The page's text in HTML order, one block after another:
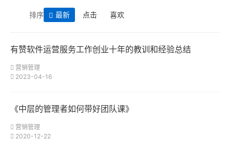
排序 最新 点击 喜欢
有赞软件运营服务工作创业十年的教训和经验总结
营销管理
2023-04-16
《中层的管理者如何带好团队课》
营销管理
2020-12-22